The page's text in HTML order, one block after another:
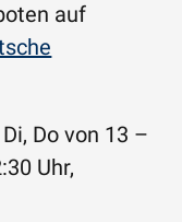
auf
Do von 13 –
Uhr,